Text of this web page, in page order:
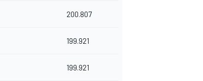
200.807
199.921
199.921